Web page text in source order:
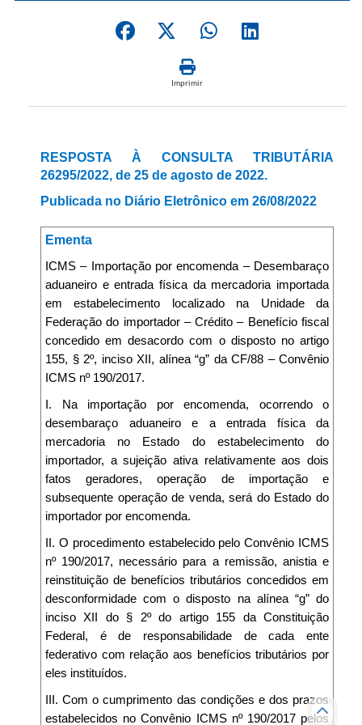
Imprimir
RESPOSTA À CONSULTA TRIBUTÁRIA
26295/2022, de 25 de agosto de 2022.
Publicada no Diário Eletrônico em 26/08/2022
Ementa
ICMS – Importação por encomenda – Desembaraço
aduaneiro e entrada física da mercadoria importada
em estabelecimento localizado na Unidade da
Federação do importador – Crédito – Benefício fiscal
concedido em desacordo com o disposto no artigo
155, § 2º, inciso XII, alínea “g” da CF/88 – Convênio
ICMS nº 190/2017.
I. Na importação por encomenda, ocorrendo o
desembaraço aduaneiro e a entrada física da
mercadoria no Estado do estabelecimento do
importador, a sujeição ativa relativamente aos dois
fatos geradores, operação de importação e
subsequente operação de venda, será do Estado do
importador por encomenda.
II. O procedimento estabelecido pelo Convênio ICMS
nº 190/2017, necessário para a remissão, anistia e
reinstituição de benefícios tributários concedidos em
desconformidade com o disposto na alínea “g” do
inciso XII do § 2º do artigo 155 da Constituição
Federal, é de responsabilidade de cada ente
federativo com relação aos benefícios tributários por
eles instituídos.
III. Com o cumprimento das condições e dos prazos
estabelecidos no Convênio ICMS nº 190/2017 pelos